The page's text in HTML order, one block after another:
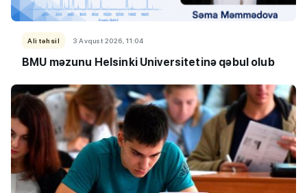
Ali təhsil 3 Avqust 2026, 11:04
BMU məzunu Helsinki Universitetinə qəbul olub